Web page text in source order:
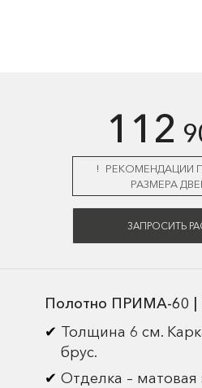
112
РЕКОМЕНДАЦИИ
РАЗМЕРА
ЗАПРОСИТЬ
Полотно ПРИМА-60 |
Толщина 6 см.
брус.
Отделка – матовая